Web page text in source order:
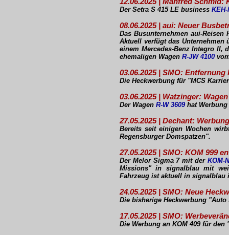
Der Setra S 415 LE business KEH-
08.06.2025 | aui: Neuer
Das Busunternehmen aui-
Aktuell verfügt das
einem Mercedes-Benz Integro II,
ehemaligen Wagen R-JW 4100
03.06.2025 | SMO:
Die Heckwerbung für "MCS
03.06.2025 | Watzinger:
Der Wagen R-W 3609hat Werbung
27.05.2025 | Dechant:
Bereits seit einigen Wochen
Regensburger Domspatzen".
27.05.2025 | SMO: KOM 999
Der Melor Sigma 7 mit der KOM-
Missions" in signalblau mit
Fahrzeug ist aktuell in signalblau
24.05.2025 | SMO: Neue
Die bisherige Heckwerbung
17.05.2025 | SMO:
Die Werbung an KOM 409 für